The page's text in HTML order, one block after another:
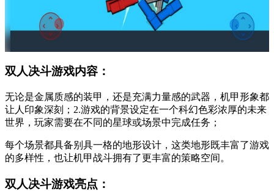
双人决斗游戏内容：
无论是金属质感的装甲，还是充满力量感的武器，机甲形象都
让人印象深刻；2.游戏的背景设定在一个科幻色彩浓厚的未来
世界，玩家需要在不同的星球或场景中完成任务；
每个场景都具备别具一格的地形设计，这类地形既丰富了游戏
的多样性，也让机甲战斗拥有了更丰富的策略空间。
双人决斗游戏亮点：